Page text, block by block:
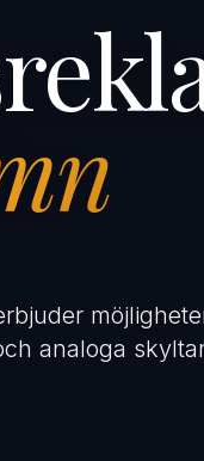
analoga